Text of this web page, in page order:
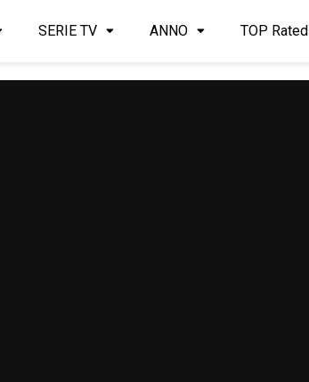
SERIE TV ANNO TOP Rated